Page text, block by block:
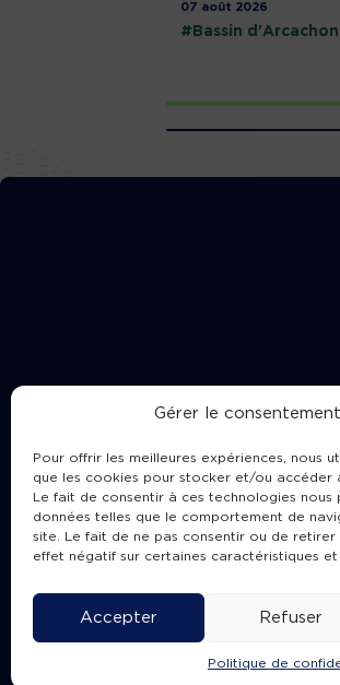
Gérer le
Pour offrir les meilleures expériences, nous
que les cookies pour stocker et/ou accéder
Le fait de consentir à ces technologies
données telles que le comportement de
site. Le fait de ne pas consentir ou de
effet négatif sur certaines caractéristiques et
Accepter Refuser
Politique de
07 août 2026
#Bassin d'Arcachon